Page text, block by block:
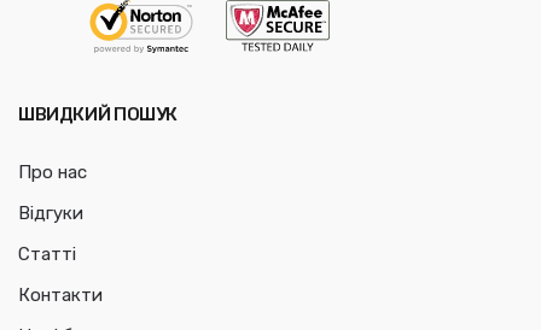
ШВИДКИЙ ПОШУК
Про нас
Відгуки
Статті
Контакти